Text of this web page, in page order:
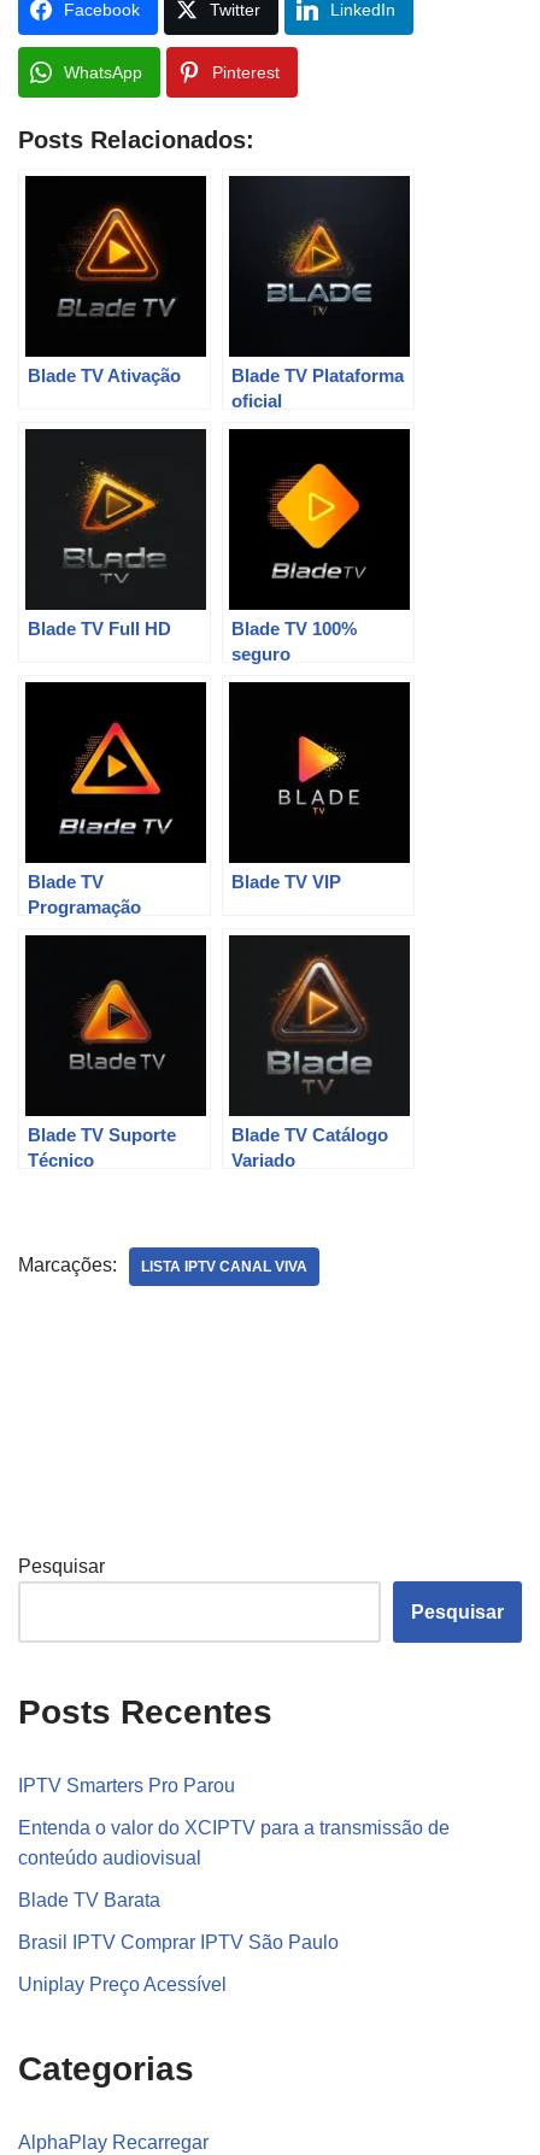
Facebook Twitter LinkedIn
WhatsApp Pinterest
Posts Relacionados:
Blade TV Ativação
Blade TV Plataforma
oficial
Blade TV Full HD
Blade TV 100%
seguro
Blade TV
Programação
completa
Blade TV VIP
Blade TV Suporte
Técnico
Blade TV Catálogo
Variado
Marcações: LISTA IPTV CANAL VIVA
Pesquisar
Pesquisar
Posts Recentes
IPTV Smarters Pro Parou
Entenda o valor do XCIPTV para a transmissão de
conteúdo audiovisual
Blade TV Barata
Brasil IPTV Comprar IPTV São Paulo
Uniplay Preço Acessível
Categorias
AlphaPlay Recarregar